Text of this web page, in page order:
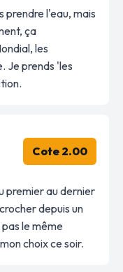
prendre l'eau, mais
ça
les
Je prends 'les
Cote 2.00
premier au dernier
depuis un
le même
choix ce soir.